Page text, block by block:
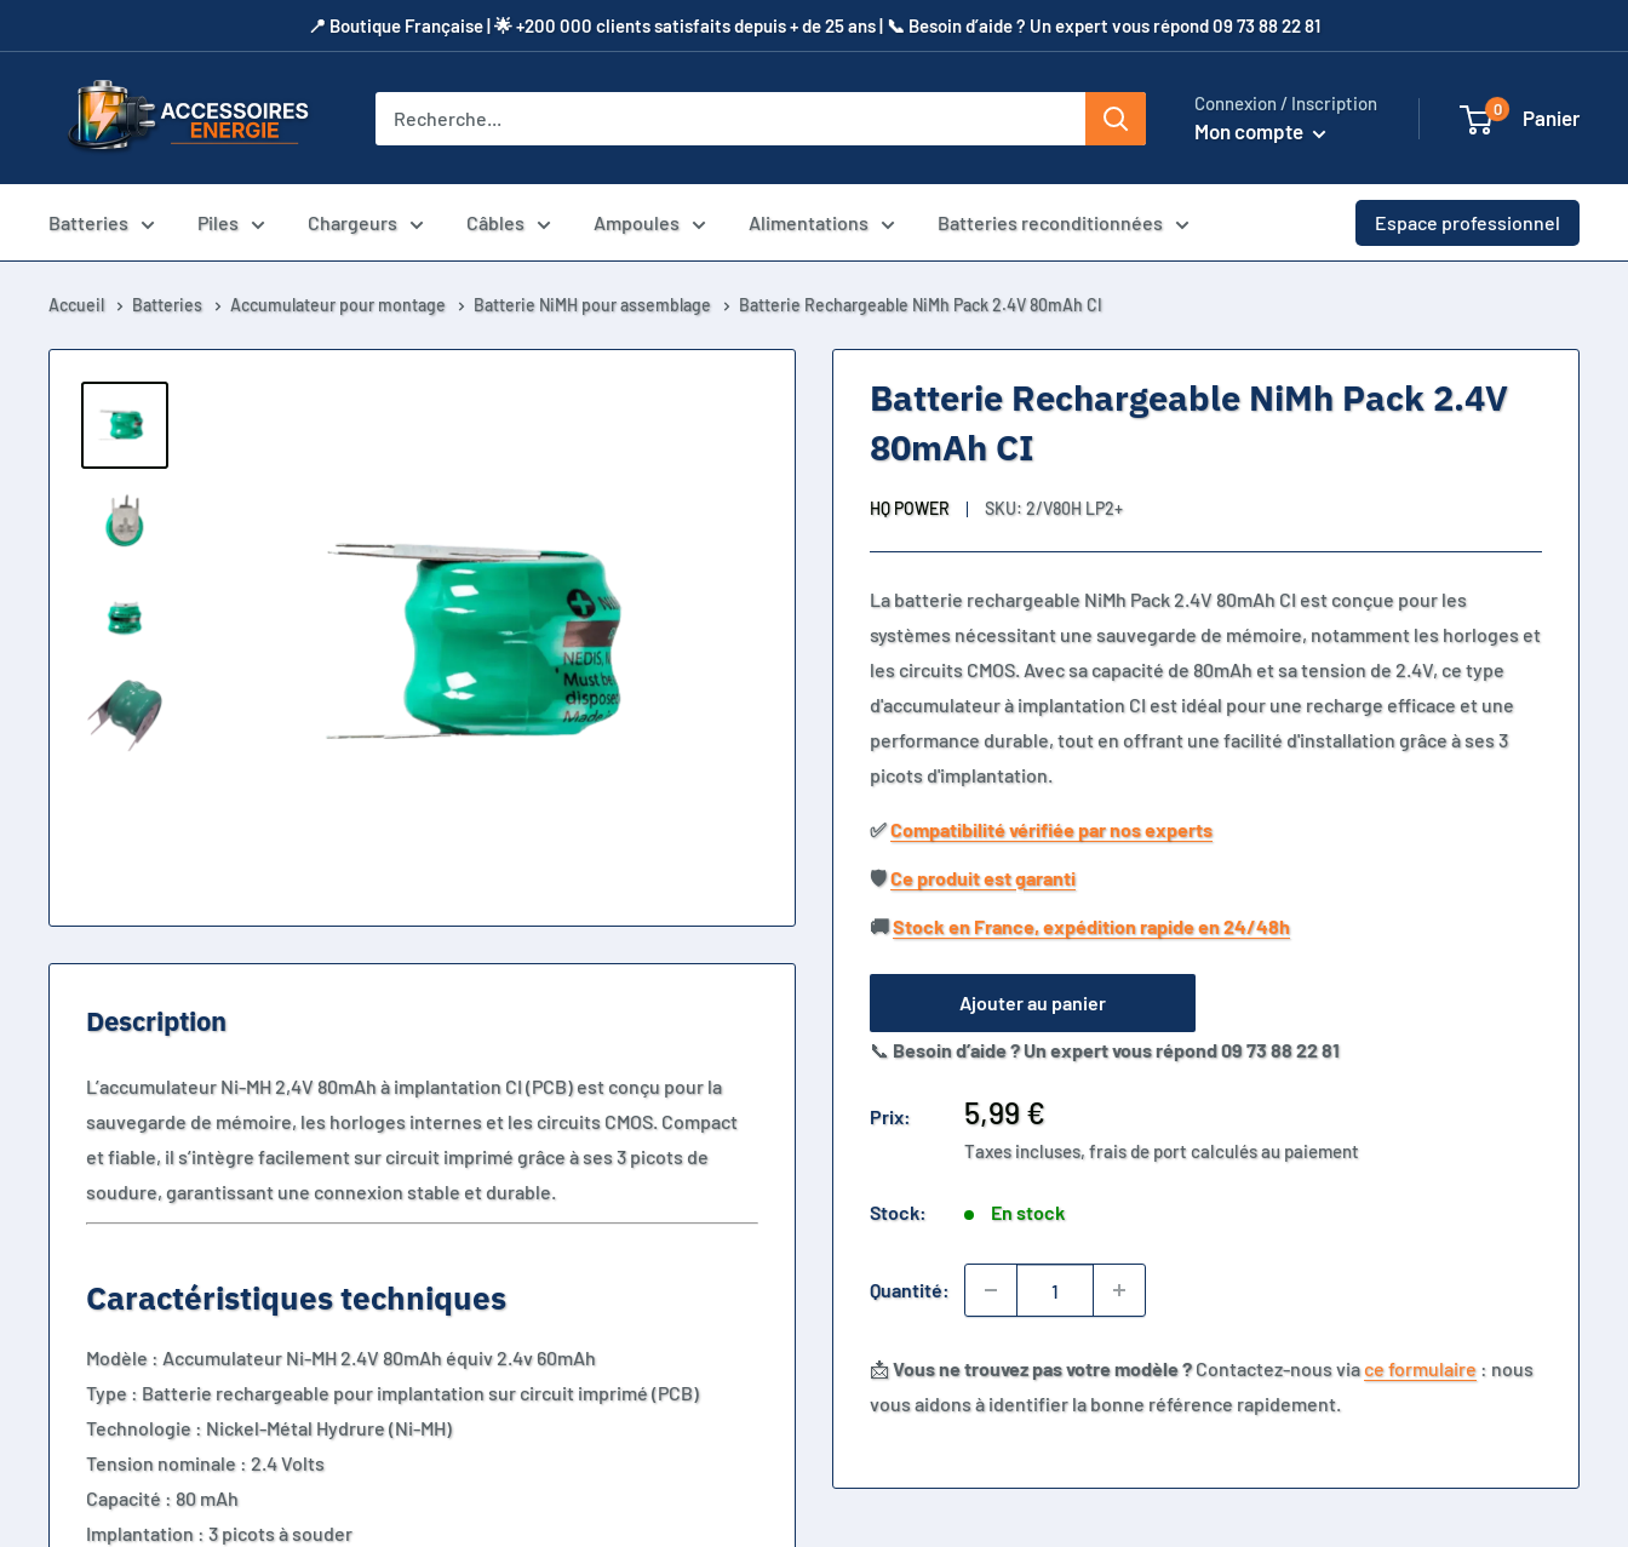
au
​📍​ Boutique Française | 🌟 +200 000 clients satisfaits depuis + de 25 ans | 📞​ Besoin d’aide ? Un expert vous répond 09 73 88 22 81
Accessoires
Energie
Connexion / Inscription
Mon compte
0 Panier
Batteries Piles Chargeurs Câbles Ampoules Alimentations Batteries reconditionnées Espace professionnel
Accueil Batteries Accumulateur pour montage Batterie NiMH pour assemblage Batterie Rechargeable NiMh Pack 2.4V 80mAh CI
Batterie Rechargeable NiMh Pack 2.4V
80mAh CI
HQ POWER SKU: 2/V80H LP2+
La batterie rechargeable NiMh Pack 2.4V 80mAh CI est conçue pour les
systèmes nécessitant une sauvegarde de mémoire, notamment les horloges et
les circuits CMOS. Avec sa capacité de 80mAh et sa tension de 2.4V, ce type
d'accumulateur à implantation CI est idéal pour une recharge efficace et une
performance durable, tout en offrant une facilité d'installation grâce à ses 3
picots d'implantation.
✅​Compatibilité vérifiée par nos experts
🛡️​Ce produit est garanti
🚚​Stock en France, expédition rapide en 24/48h
Ajouter au panier
📞 Besoin d’aide ? Un expert vous répond 09 73 88 22 81
Prix:
Prix
réduit
5,99 €
Taxes incluses, frais de port calculés au paiement
Stock: En stock
Quantité:
📩Vous ne trouvez pas votre modèle ?Contactez-nous viace formulaire : nous
vous aidons à identifier la bonne référence rapidement.
Description
L’accumulateur Ni-MH 2,4V 80mAh à implantation CI (PCB) est conçu pour la
sauvegarde de mémoire, les horloges internes et les circuits CMOS. Compact
et fiable, il s’intègre facilement sur circuit imprimé grâce à ses 3 picots de
soudure, garantissant une connexion stable et durable.
Caractéristiques techniques
Modèle : Accumulateur Ni-MH 2.4V 80mAh équiv 2.4v 60mAh
Type : Batterie rechargeable pour implantation sur circuit imprimé (PCB)
Technologie : Nickel-Métal Hydrure (Ni-MH)
Tension nominale : 2.4 Volts
Capacité : 80 mAh
Implantation : 3 picots à souder